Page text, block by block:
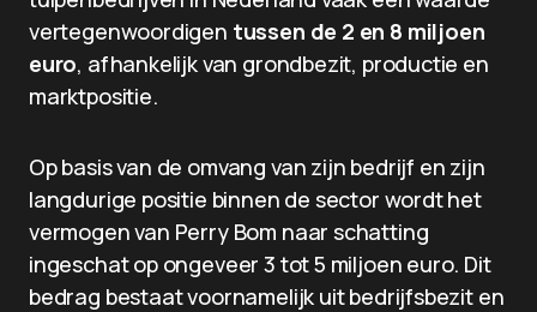
vertegenwoordigen tussen de 2 en 8 miljoen
euro, afhankelijk van grondbezit, productie en
marktpositie.
Op basis van de omvang van zijn bedrijf en zijn
langdurige positie binnen de sector wordt het
vermogen van Perry Bom naar schatting
ingeschat op ongeveer 3 tot 5 miljoen euro. Dit
bedrag bestaat voornamelijk uit bedrijfsbezit en